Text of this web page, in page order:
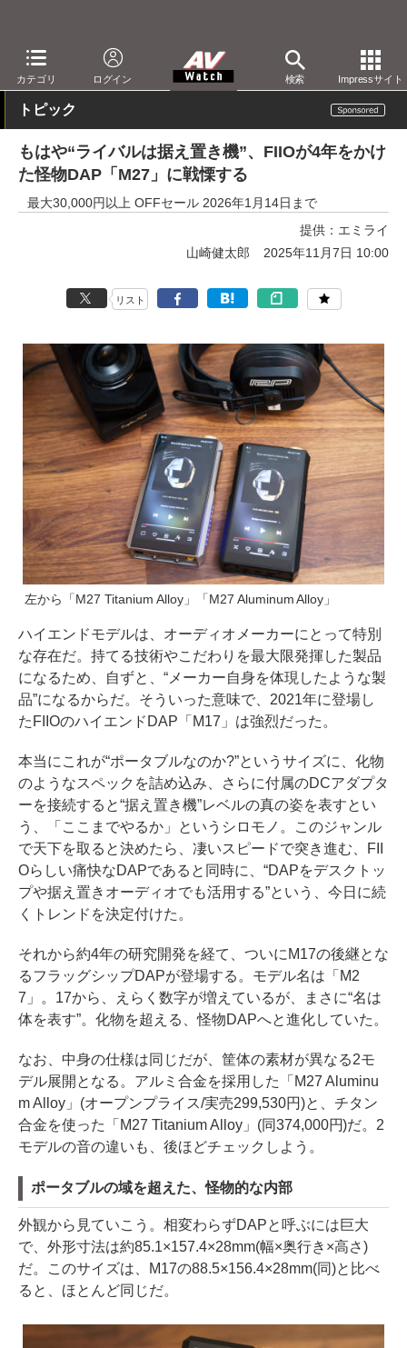
カテゴリ ログイン 検索 Impressサイト
AV Watch 製品 ポータブルオーディオ その他
トピック
もはや“ライバルは据え置き機”、FIIOが4年をかけ
た怪物DAP「M27」に戦慄する
最大30,000円以上 OFFセール 2026年1月14日まで
提供： エミライ
山崎健太郎
2025年11月7日 10:00
リスト
左から「M27 Titanium Alloy」「M27 Aluminum Alloy」
ハイエンドモデルは、オーディオメーカーにとって特別
な存在だ。持てる技術やこだわりを最大限発揮した製品
になるため、自ずと、“メーカー自身を体現したような製
品”になるからだ。そういった意味で、2021年に登場し
たFIIOのハイエンドDAP「M17」は強烈だった。
本当にこれが“ポータブルなのか?”というサイズに、化物
のようなスペックを詰め込み、さらに付属のDCアダプタ
ーを接続すると“据え置き機”レベルの真の姿を表すとい
う、「ここまでやるか」というシロモノ。このジャンル
で天下を取ると決めたら、凄いスピードで突き進む、FII
Oらしい痛快なDAPであると同時に、“DAPをデスクトッ
プや据え置きオーディオでも活用する”という、今日に続
くトレンドを決定付けた。
それから約4年の研究開発を経て、ついにM17の後継とな
るフラッグシップDAPが登場する。モデル名は「M2
7」。17から、えらく数字が増えているが、まさに“名は
体を表す”。化物を超える、怪物DAPへと進化していた。
なお、中身の仕様は同じだが、筐体の素材が異なる2モ
デル展開となる。アルミ合金を採用した「M27 Aluminu
m Alloy」(オープンプライス/実売299,530円)と、チタン
合金を使った「M27 Titanium Alloy」(同374,000円)だ。2
モデルの音の違いも、後ほどチェックしよう。
ポータブルの域を超えた、怪物的な内部
外観から見ていこう。相変わらずDAPと呼ぶには巨大
で、外形寸法は約85.1×157.4×28mm(幅×奥行き×高さ)
だ。このサイズは、M17の88.5×156.4×28mm(同)と比べ
ると、ほとんど同じだ。